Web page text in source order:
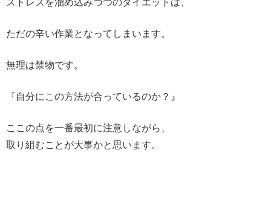
ストレスを溜め込みつつのダイエットは、
ただの辛い作業となってしまいます。
無理は禁物です。
『自分にこの方法が合っているのか？』
ここの点を一番最初に注意しながら、
取り組むことが大事かと思います。